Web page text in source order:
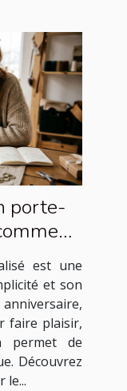
porte-
est une
et son
faire plaisir,
permet de
Découvrez
le...